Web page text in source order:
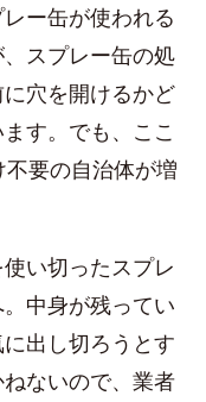
ー缶が使われる
スプレー缶の処
穴を開けるかど
す。でも、ここ
要の自治体が増
い切ったスプレ
中身が残ってい
出し切ろうとす
ないので、業者